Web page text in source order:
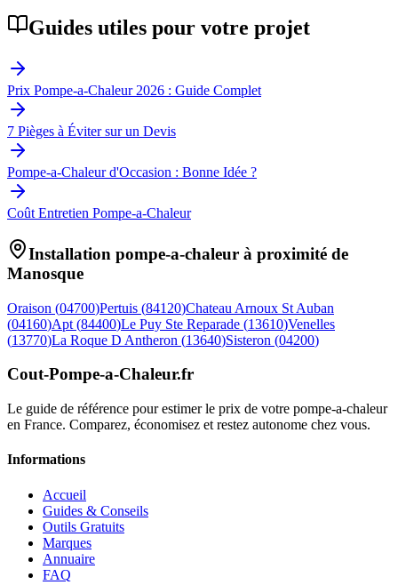
Guides utiles pour votre projet
Prix Pompe-a-Chaleur 2026 : Guide Complet
7 Pièges à Éviter sur un Devis
Pompe-a-Chaleur d'Occasion : Bonne Idée ?
Coût Entretien Pompe-a-Chaleur
Installation pompe-a-chaleur à proximité de
Manosque
Oraison (04700)Pertuis (84120)Chateau Arnoux St Auban
(04160)Apt (84400)Le Puy Ste Reparade (13610)Venelles
(13770)La Roque D Antheron (13640)Sisteron (04200)
Cout-Pompe-a-Chaleur.fr
Le guide de référence pour estimer le prix de votre pompe-a-chaleur
en France. Comparez, économisez et restez autonome chez vous.
Informations
Accueil
Guides & Conseils
Outils Gratuits
Marques
Annuaire
FAQ